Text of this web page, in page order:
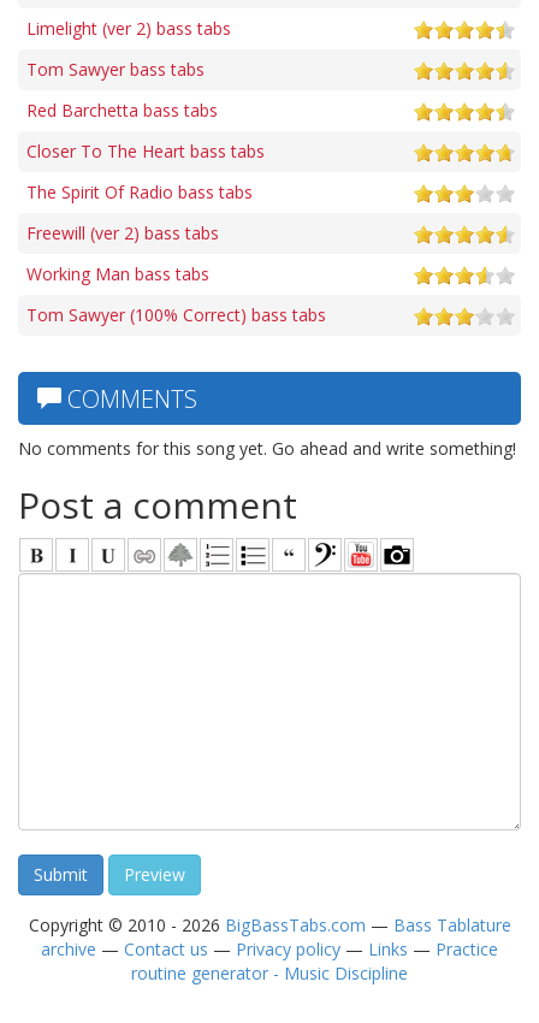
Limelight (ver 2) bass tabs
Tom Sawyer bass tabs
Red Barchetta bass tabs
Closer To The Heart bass tabs
The Spirit Of Radio bass tabs
Freewill (ver 2) bass tabs
Working Man bass tabs
Tom Sawyer (100% Correct) bass tabs
COMMENTS
No comments for this song yet. Go ahead and write something!
Post a comment
Copyright © 2010 - 2026 BigBassTabs.com — Bass Tablature
archive — Contact us — Privacy policy — Links — Practice
routine generator - Music Discipline